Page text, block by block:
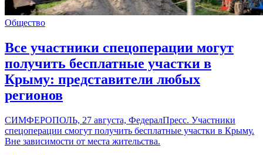
Общество
Все участники спецоперации могут
получить бесплатные участки в
Крыму: представители любых
регионов
СИМФЕРОПОЛЬ, 27 августа, ФедералПресс. Участники
спецоперации смогут получить бесплатные участки в Крыму.
Вне зависимости от места жительства.